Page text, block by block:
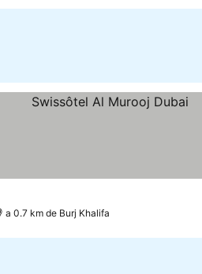
a 0.7 km de Burj Khalifa